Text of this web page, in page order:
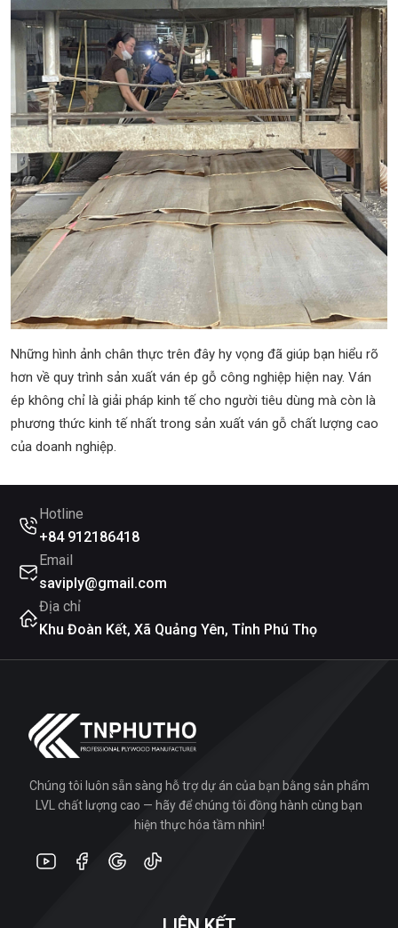
Những hình ảnh chân thực trên đây hy vọng đã giúp bạn hiểu rõ
hơn về quy trình sản xuất ván ép gỗ công nghiệp hiện nay. Ván
ép không chỉ là giải pháp kinh tế cho người tiêu dùng mà còn là
phương thức kinh tế nhất trong sản xuất ván gỗ chất lượng cao
của doanh nghiệp.
Hotline
+84 912186418
Email
saviply@gmail.com
Địa chỉ
Khu Đoàn Kết, Xã Quảng Yên, Tỉnh Phú Thọ
Chúng tôi luôn sẵn sàng hỗ trợ dự án của bạn bằng sản phẩm
LVL chất lượng cao — hãy để chúng tôi đồng hành cùng bạn
hiện thực hóa tầm nhìn!